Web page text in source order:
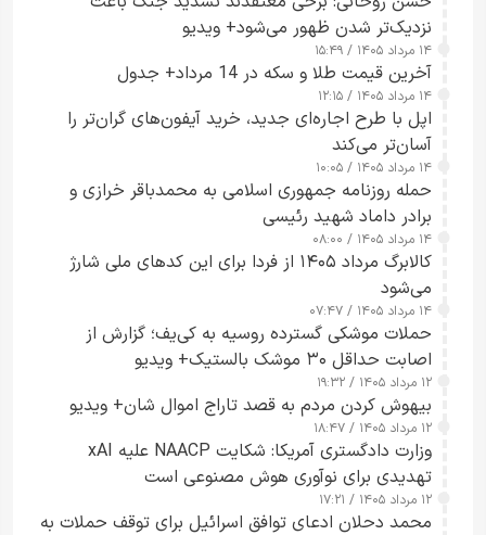
نزدیک‌تر شدن ظهور می‌شود+ ویدیو
۱۴ مرداد ۱۴۰۵ / ۱۵:۴۹
آخرین قیمت طلا و سکه در 14 مرداد+ جدول
۱۴ مرداد ۱۴۰۵ / ۱۲:۱۵
اپل با طرح اجاره‌ای جدید، خرید آیفون‌های گران‌تر را
آسان‌تر می‌کند
۱۴ مرداد ۱۴۰۵ / ۱۰:۰۵
حمله روزنامه جمهوری اسلامی به محمدباقر خرازی و
برادر داماد شهید رئیسی
۱۴ مرداد ۱۴۰۵ / ۰۸:۰۰
کالابرگ مرداد ۱۴۰۵ از فردا برای این کدهای ملی شارژ
می‌شود
۱۴ مرداد ۱۴۰۵ / ۰۷:۴۷
حملات موشکی گسترده روسیه به کی‌یف؛ گزارش از
اصابت حداقل ۳۰ موشک بالستیک+ ویدیو
۱۲ مرداد ۱۴۰۵ / ۱۹:۳۲
بیهوش کردن مردم به قصد تاراج اموال شان+ ویدیو
۱۲ مرداد ۱۴۰۵ / ۱۸:۴۷
وزارت دادگستری آمریکا: شکایت NAACP علیه xAI
تهدیدی برای نوآوری هوش مصنوعی است
۱۲ مرداد ۱۴۰۵ / ۱۷:۲۱
محمد دحلان ادعای توافق اسرائیل برای توقف حملات به